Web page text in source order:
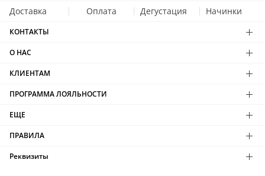
Доставка Оплата Дегустация Начинки
КОНТАКТЫ
О НАС
КЛИЕНТАМ
ПРОГРАММА ЛОЯЛЬНОСТИ
ЕЩЕ
ПРАВИЛА
Реквизиты